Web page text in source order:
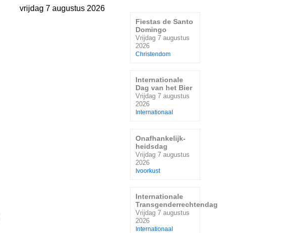
vrijdag 7 augustus 2026
Fiestas de Santo
Domingo
Vrijdag 7 augustus
2026
Christendom
Internationale
Dag van het Bier
Vrijdag 7 augustus
2026
Internationaal
Onafhankelijk-
heidsdag
Vrijdag 7 augustus
2026
Ivoorkust
Internationale
Transgenderrechtendag
Vrijdag 7 augustus
2026
Internationaal